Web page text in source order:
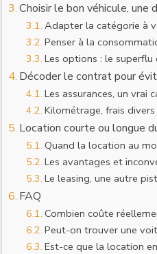
Choisir le bon véhicule, une
Adapter la catégorie à
Penser à la
Les options : le superflu
Décoder le contrat pour
Les assurances, un vrai
Kilométrage, frais
Location courte ou longue
Quand la location au
Les avantages et
Le leasing, une autre
FAQ
Combien coûte
Peut-on trouver une
Est-ce que la location